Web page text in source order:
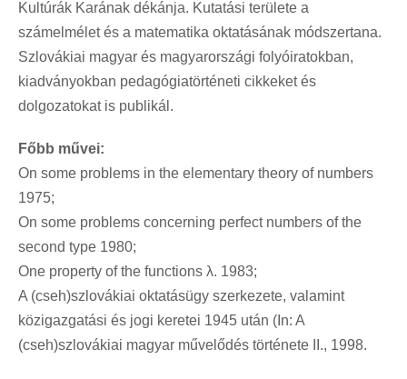
Kultúrák Karának dékánja. Kutatási területe a
számelmélet és a matematika oktatásának módszertana.
Szlovákiai magyar és magyarországi folyóiratokban,
kiadványokban pedagógiatörténeti cikkeket és
dolgozatokat is publikál.
Főbb művei:
On some problems in the elementary theory of numbers
1975;
On some problems concerning perfect numbers of the
second type 1980;
One property of the functions λ. 1983;
A (cseh)szlovákiai oktatásügy szerkezete, valamint
közigazgatási és jogi keretei 1945 után (In: A
(cseh)szlovákiai magyar művelődés története II., 1998.